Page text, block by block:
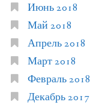
Июнь 2018
Май 2018
Апрель 2018
Март 2018
Февраль 2018
Декабрь 2017